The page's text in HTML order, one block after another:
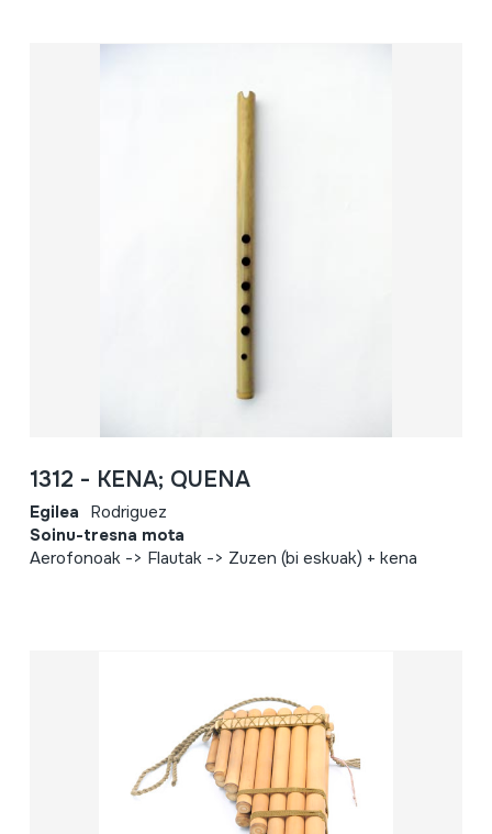
1312 - KENA; QUENA
Egilea Rodriguez
Soinu-tresna mota
Aerofonoak -> Flautak -> Zuzen (bi eskuak) + kena